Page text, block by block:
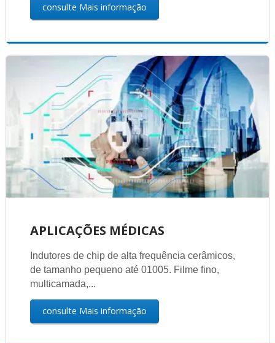
consulte Mais informação
APLICAÇÕES MÉDICAS
Indutores de chip de alta frequência cerâmicos,
de tamanho pequeno até 01005. Filme fino,
multicamada,...
consulte Mais informação